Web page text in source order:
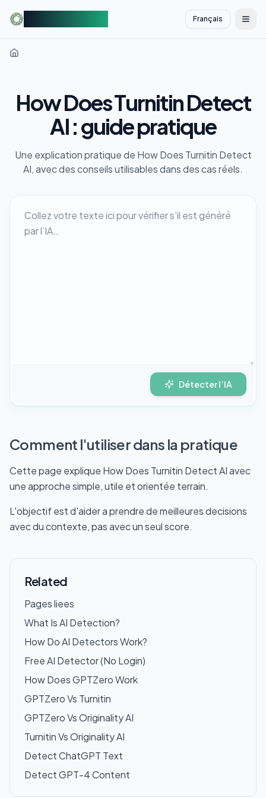
Français 切换
How Does Turnitin Detect
AI : guide pratique
Une explication pratique de How Does Turnitin Detect
AI, avec des conseils utilisables dans des cas réels.
Détecter l’IA
Comment l'utiliser dans la pratique
Cette page explique How Does Turnitin Detect AI avec
une approche simple, utile et orientée terrain.
L'objectif est d'aider a prendre de meilleures decisions
avec du contexte, pas avec un seul score.
Related
Pages liees
What Is AI Detection?
How Do AI Detectors Work?
Free AI Detector (No Login)
How Does GPTZero Work
GPTZero Vs Turnitin
GPTZero Vs Originality AI
Turnitin Vs Originality AI
Detect ChatGPT Text
Detect GPT-4 Content